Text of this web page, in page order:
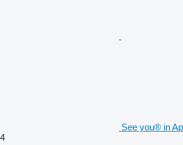
See you® in
4